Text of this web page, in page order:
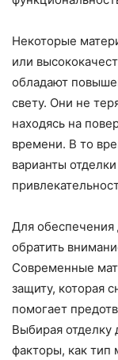
Некоторые
или
обладают
свету. Они не
находясь на
времени. В то
варианты
Для обеспечения
обратить
Современные
защиту, которая
помогает
Выбирая отделку
факторы, как тип